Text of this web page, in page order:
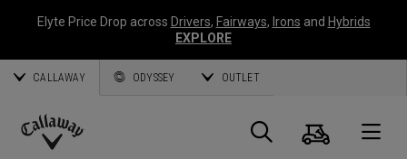
Elyte Price Drop across Drivers, Fairways, Irons and Hybrids
EXPLORE
CALLAWAY ODYSSEY OUTLET
Suche